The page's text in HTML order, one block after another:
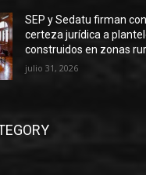
SEP y Sedatu firman
certeza jurídica a
construidos en zonas
julio 31, 2026